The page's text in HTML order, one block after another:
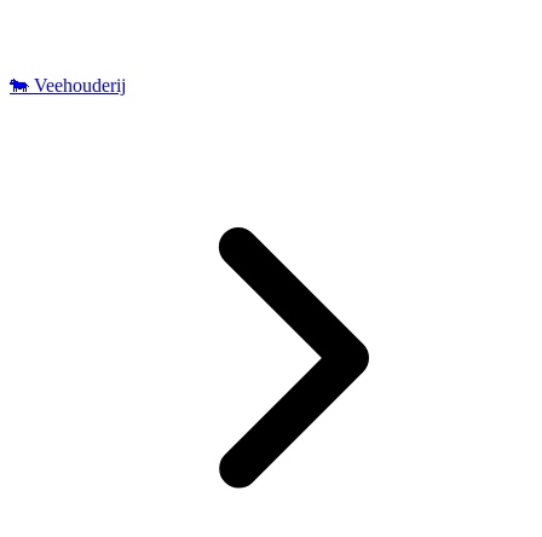
🐄 Veehouderij